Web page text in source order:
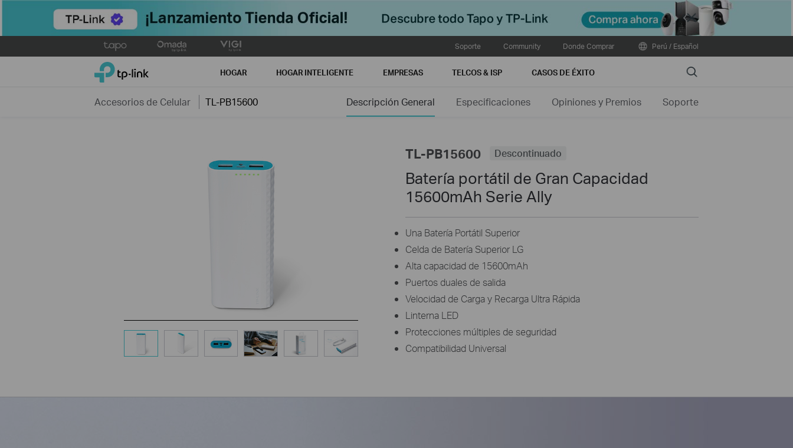
Close
to
Soporte Community Donde Comprar Perú / Español
TP-Link, Reliably Smart HOGAR HOGAR INTELIGENTE EMPRESAS TELCOS & ISP CASOS DE ÉXITO Search
Accesorios de Celular TL-PB15600 Descripción General Especificaciones Opiniones y Premios Soporte
TL-PB15600 Descontinuado
Batería portátil de Gran Capacidad
15600mAh Serie Ally
Una Batería Portátil Superior
Celda de Batería Superior LG
Alta capacidad de 15600mAh
Puertos duales de salida
Velocidad de Carga y Recarga Ultra Rápida
Linterna LED
Protecciones múltiples de seguridad
Compatibilidad Universal